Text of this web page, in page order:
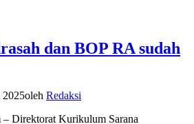
dan BOP RA sudah
2025oleh Redaksi
– Direktorat Kurikulum Sarana